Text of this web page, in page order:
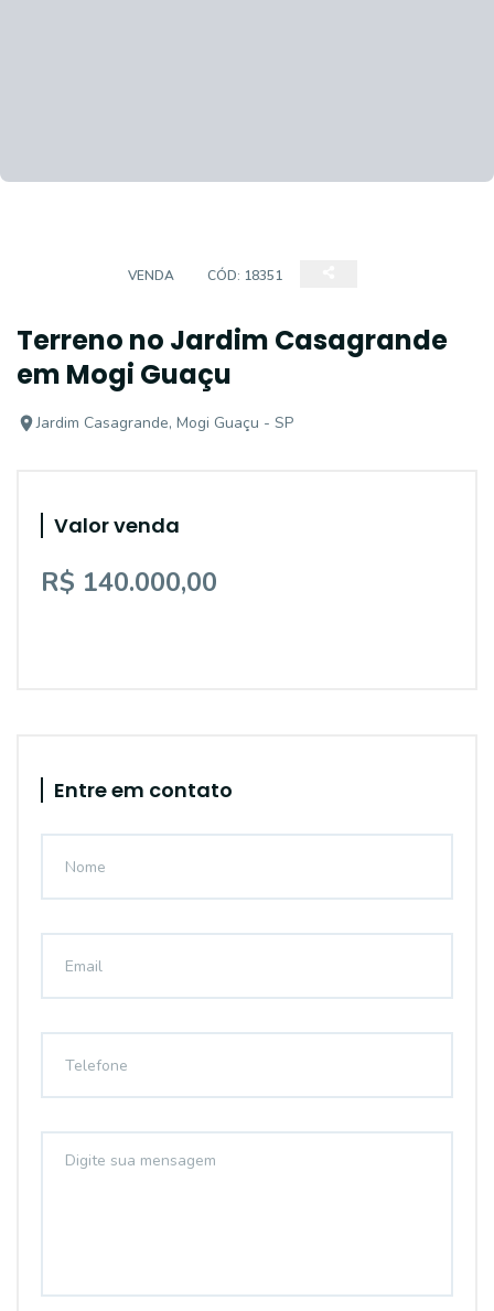
VENDA CÓD: 18351
Terreno no Jardim Casagrande
em Mogi Guaçu
Jardim Casagrande, Mogi Guaçu - SP
Valor venda
R$ 140.000,00
Entre em contato